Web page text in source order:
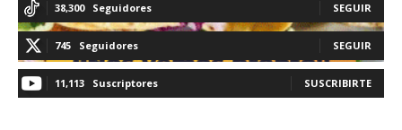
38,300 Seguidores SEGUIR
745 Seguidores SEGUIR
11,113 Suscriptores SUSCRIBIRTE